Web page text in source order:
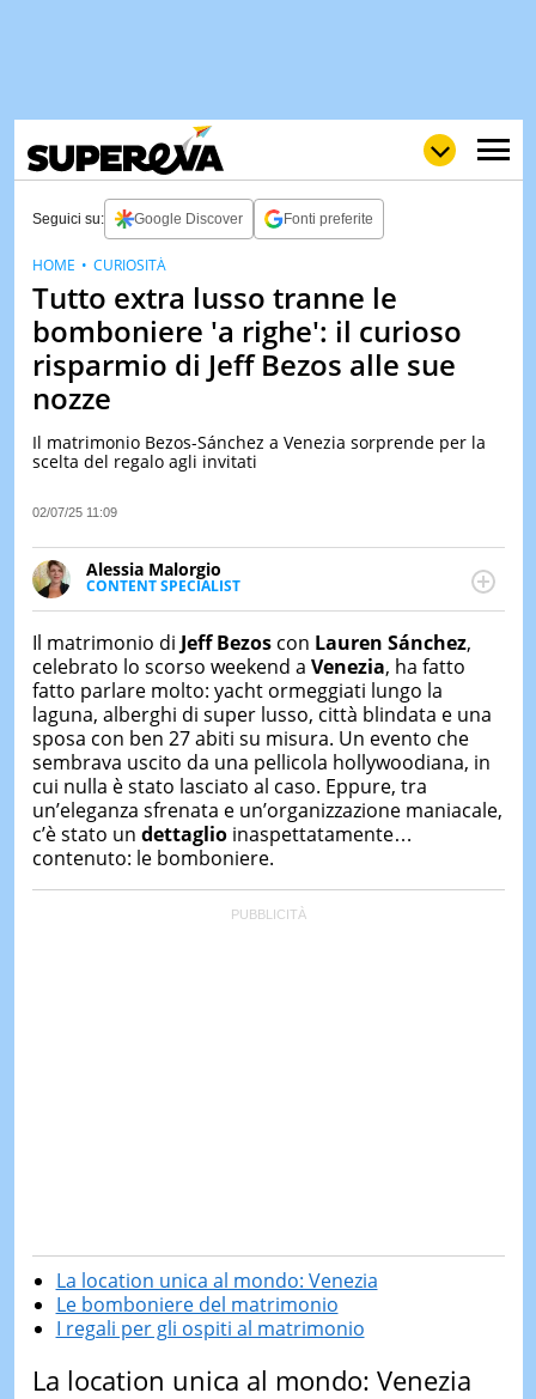
&
TEST
DI
OGGI
Seguici su: Google Discover Fonti preferite
Tutto extra lusso tranne le
bomboniere 'a righe': il curioso
risparmio di Jeff Bezos alle sue
nozze
Il matrimonio Bezos-Sánchez a Venezia sorprende per la
scelta del regalo agli invitati
02/07/25 11:09
Alessia Malorgio
CONTENT SPECIALIST
Ha conseguito un Master in Marketing Management
occupa della creazione di contenuti in ottica SEO e
dello sviluppo di strategie marketing attraverso
canali digitali.
HOME CURIOSITÀ
Il matrimonio di Jeff Bezoscon Lauren Sánchez,
celebrato lo scorso weekend a Venezia, ha fatto
fatto parlare molto: yacht ormeggiati lungo la
laguna, alberghi di super lusso, città blindata e una
sposa con ben 27 abiti su misura. Un evento che
sembrava uscito da una pellicola hollywoodiana, in
cui nulla è stato lasciato al caso. Eppure, tra
un’eleganza sfrenata e un’organizzazione maniacale,
c’è stato un dettaglioinaspettatamente…
contenuto: le bomboniere.
La location unica al mondo: Venezia
Le bomboniere del matrimonio
I regali per gli ospiti al matrimonio
La location unica al mondo: Venezia